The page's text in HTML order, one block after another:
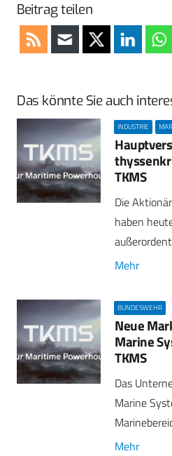
Beitrag teilen
Das könnte Sie auch
INDUSTRIE
TKMS
Die
haben
Mehr
BUNDESWEHR
Neue
Marine
TKMS
Das
Marine
Mehr